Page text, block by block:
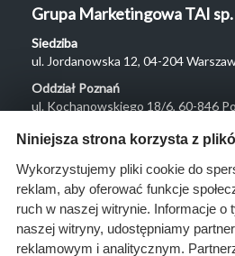
Grupa Marketingowa TAI sp.
Siedziba
ul. Jordanowska 12, 04-204
Oddział Poznań
ul. Kochanowskiego 18/6, 60-846
Menu
O nas
Rozwiązania
Monitoring
przetargów
Niniejsza strona korzysta z
Wykorzystujemy pliki cookie do
reklam, aby oferować funkcje
ruch w naszej witrynie. Informacje o
naszej witryny, udostępniamy
reklamowym i analitycznym.